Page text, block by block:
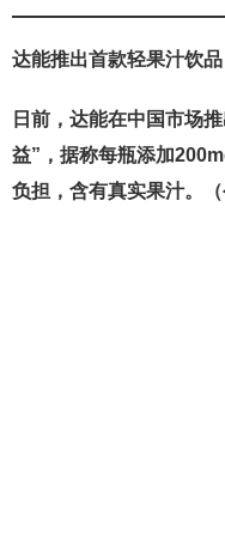
达能推出首款轻果汁饮品
日前，达能在中国市场
益”，据称每瓶添加
负担，含有真实果汁。（